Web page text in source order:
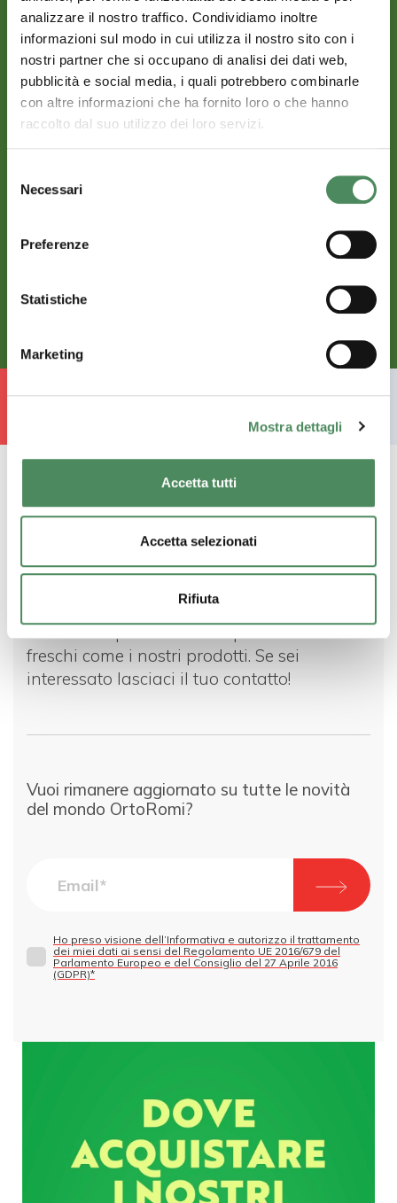
analizzare il nostro traffico. Condividiamo inoltre
informazioni sul modo in cui utilizza il nostro sito con i
nostri partner che si occupano di analisi dei dati web,
pubblicità e social media, i quali potrebbero combinarle
con altre informazioni che ha fornito loro o che hanno
raccolto dal suo utilizzo dei loro servizi.
delNecessari
Preferenze
Statistiche
Marketing
Mostra dettagli
Accetta tutti
Accetta selezionati
Rifiuta
Resta connesso
Lavoriamo per offrirvi sempre contenuti
freschi come i nostri prodotti. Se sei
interessato lasciaci il tuo contatto!
Vuoi rimanere aggiornato su tutte le novità
del mondo OrtoRomi?
Ho preso visione dell’Informativa e autorizzo il trattamento
dei miei dati ai sensi del Regolamento UE 2016/679 del
Parlamento Europeo e del Consiglio del 27 Aprile 2016
(GDPR)*